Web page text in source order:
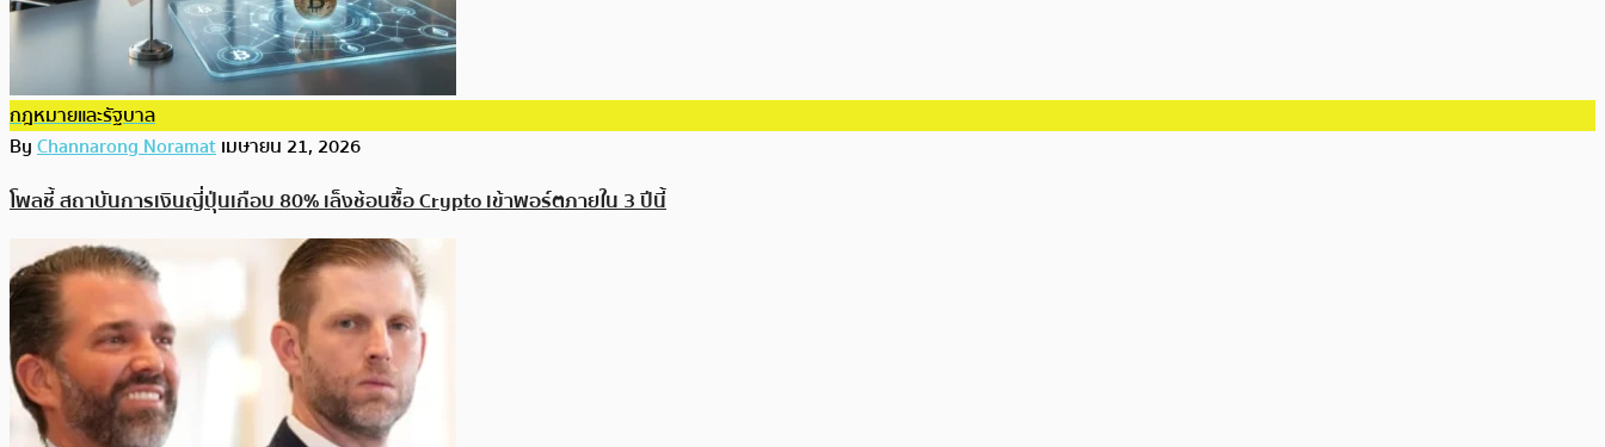
กฎหมายและรัฐบาล
ByChannarong Noramatเมษายน 21, 2026
โพลชี้ สถาบันการเงินญี่ปุ่นเกือบ 80% เล็งช้อนซื้อ Crypto เข้าพอร์ตภายใน 3 ปีนี้